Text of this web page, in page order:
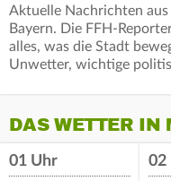
Aktuelle Nachrichten
Bayern. Die FFH-
alles, was die Stadt
Unwetter, wichtige
DAS WETTER IN
01 Uhr 02